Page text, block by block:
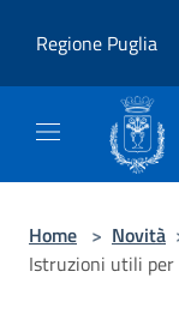
Regione Puglia
Home > Novità
Istruzioni utili